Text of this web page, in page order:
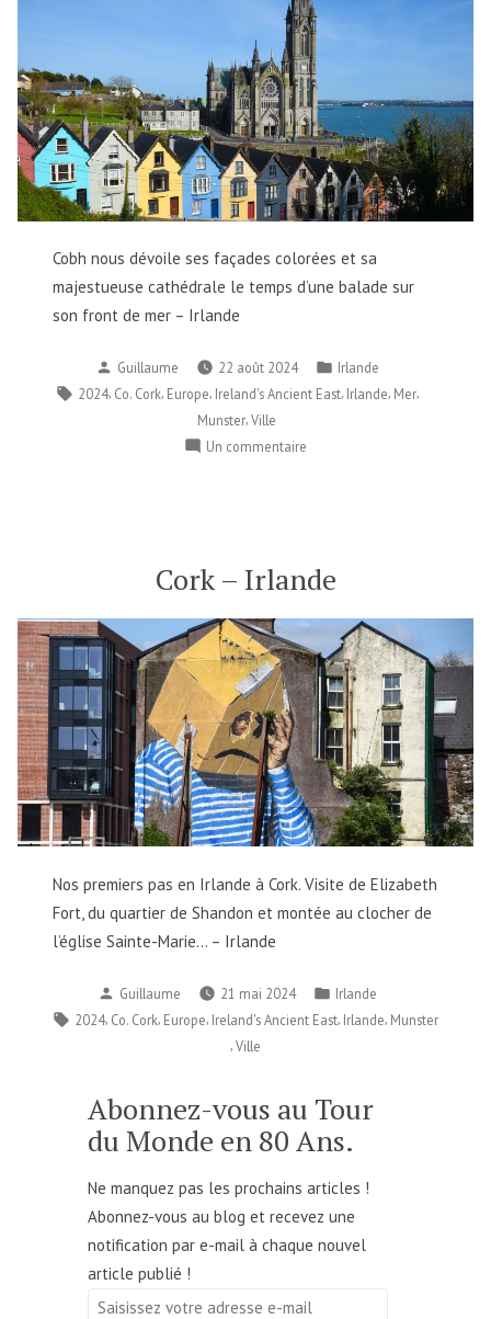
Cobh nous dévoile ses façades colorées et sa
majestueuse cathédrale le temps d’une balade sur
son front de mer – Irlande
Publié
par
Guillaume 22 août 2024
Publié
dans
Irlande
Étiquettes :
2024, Co. Cork, Europe, Ireland's Ancient East, Irlande, Mer,
Munster,Ville
Un commentaire
Cork – Irlande
Nos premiers pas en Irlande à Cork. Visite de Elizabeth
Fort, du quartier de Shandon et montée au clocher de
l’église Sainte-Marie… – Irlande
Publié
par
Guillaume 21 mai 2024
Publié
dans
Irlande
Étiquettes :
2024, Co. Cork Europe Ireland's Ancient East Irlande Munster
Ville
Abonnez-vous au Tour
du Monde en 80 Ans.
Ne manquez pas les prochains articles !
Abonnez-vous au blog et recevez une
notification par e-mail à chaque nouvel
article publié !
Saisissez